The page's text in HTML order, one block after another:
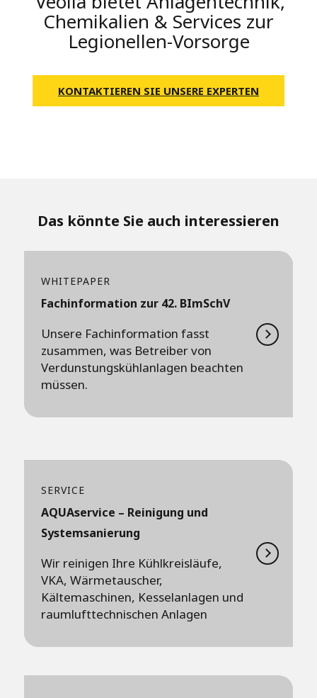
Chemikalien & Services zur
Legionellen-Vorsorge
KONTAKTIEREN SIE UNSERE EXPERTEN
Das könnte Sie auch interessieren
WHITEPAPER
Fachinformation zur 42. BImSchV
Unsere Fachinformation fasst
zusammen, was Betreiber von
Verdunstungskühlanlagen beachten
müssen.
SERVICE
AQUAservice – Reinigung und
Systemsanierung
Wir reinigen Ihre Kühlkreisläufe,
VKA, Wärmetauscher,
Kältemaschinen, Kesselanlagen und
raumlufttechnischen Anlagen